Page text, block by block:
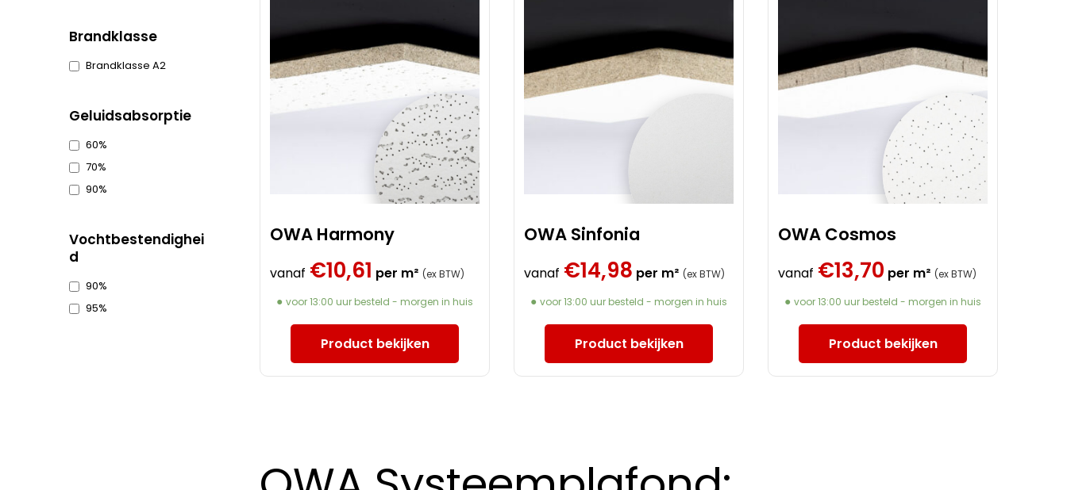
Brandklasse
Brandklasse A2
Geluidsabsorptie
60%
70%
90%
Vochtbestendighei
d
90%
95%
OWA Harmony
vanaf €10,61 per m² (ex BTW)
voor 13:00 uur besteld - morgen in huis
Product bekijken
OWA Sinfonia
vanaf €14,98 per m² (ex BTW)
voor 13:00 uur besteld - morgen in huis
Product bekijken
OWA Cosmos
vanaf €13,70 per m² (ex BTW)
voor 13:00 uur besteld - morgen in huis
Product bekijken